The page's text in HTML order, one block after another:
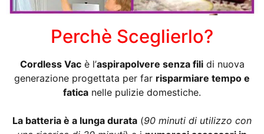
Perchè Sceglierlo?
Cordless Vacè l’aspirapolvere senza filidi nuova
generazione progettata per far risparmiare tempo e
fatica nelle pulizie domestiche.
La batteria è a lunga durata (90 minuti di utilizzo con